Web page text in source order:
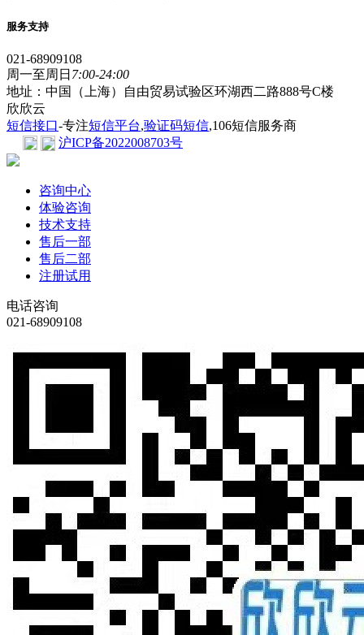
服务支持
021-68909108
周一至周日 7:00-24:00
地址：中国（上海）自由贸易试验区环湖西二路888号C楼
欣欣云
短信接口-专注短信平台,验证码短信,106短信服务商
沪ICP备2022008703号
咨询中心
体验咨询
技术支持
售后一部
售后二部
注册试用
电话咨询
021-68909108